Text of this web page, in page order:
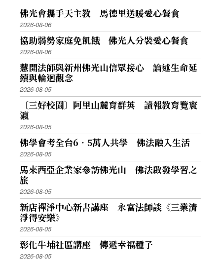
佛光會攜手天主教 馬德里送暖愛心餐食
2026-08-06
協助弱勢家庭免飢餓 佛光人分裝愛心餐食
2026-08-06
慧開法師與新州佛光山信眾接心 論述生命延
續與輪迴觀念
2026-08-05
〔三好校園〕阿里山麓育群英 讀報教育覽寰
瀛
2026-08-05
佛學會考全台6‧5萬人共學 佛法融入生活
2026-08-05
馬來西亞企業家參訪佛光山 佛法啟發學習之
旅
2026-08-05
新店禪淨中心新書講座 永富法師談《三業清
淨得安樂》
2026-08-05
彰化牛埔社區講座 傳遞幸福種子
2026-08-05